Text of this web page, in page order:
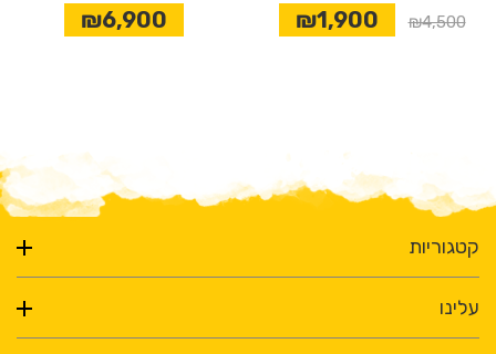
₪4,500
₪1,900
₪6,900
קטגוריות
עלינו